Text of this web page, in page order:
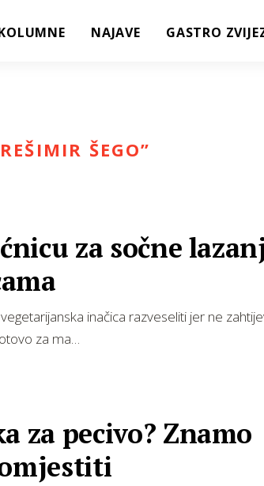
NAJAVE GASTRO
ŠEGO”
za sočne
inačica razveseliti jer ne
za ma…
za pecivo? Znamo